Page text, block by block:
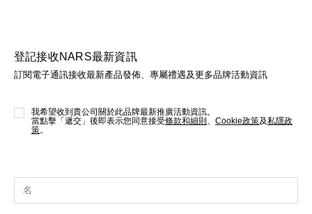
登記接收NARS最新資訊
訂閱電子通訊接收最新產品發佈、專屬禮遇及更多品牌活動資訊
我希望收到貴公司關於此品牌最新推廣活動資訊。
當點擊「遞交」後即表示您同意接受條款和細則 、 Cookie政策及私隱政
策。